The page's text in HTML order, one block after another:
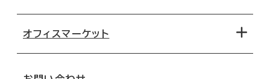
路線・駅から探す
移転コストシミュレーション
移転スケジュール
オフィス移転Q&A
オフィスマーケット